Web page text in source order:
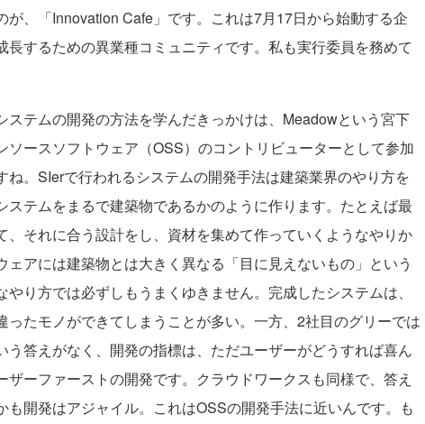
が、「Innovation Cafe」です。これは7月17日から始動する企
長するための異業種コミュニティです。私も実行委員を務めて
ステムの開発の方法を学んだきっかけは、Meadowという宮下
ソースソフトウェア（OSS）のコントリビューターとして参加
ね。SIerで行われるシステムの開発手法は建築業界のやり方を
ステムをまるで建築物であるかのように作ります。たとえば最
、それに合う設計をし、資材を集めて作っていくようなやりか
ェアには建築物とは大きく異なる「目に見えないもの」という
り方では必ずしもうまくゆきません。完成したシステムは、
ったモノができてしまうことが多い。一方、2社目のグリーでは
う答えがなく、開発の指標は、ただユーザーがどうすれば喜ん
ザーファーストの開発です。クラウドワークスも同様で、答え
も開発はアジャイル。これはOSSの開発手法に近いんです。も